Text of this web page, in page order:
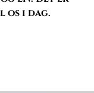
os i dag.